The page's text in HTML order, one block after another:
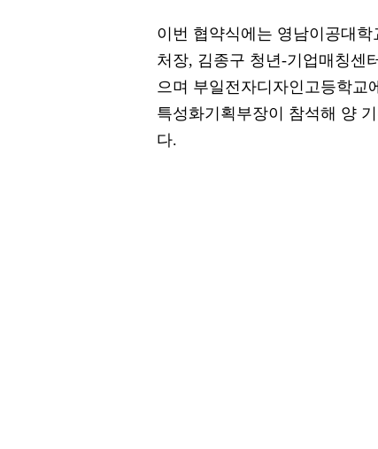
이번 협약식에는 영남이공대
처장, 김종구 청년-기업매칭센
으며 부일전자디자인고등학교
특성화기획부장이 참석해 양
다.